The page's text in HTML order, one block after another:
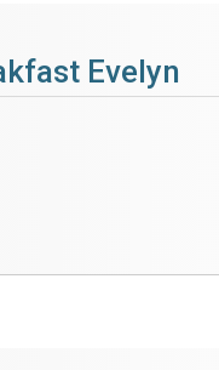
Evelyn